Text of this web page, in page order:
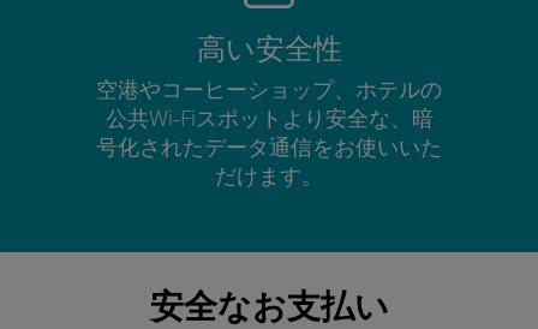
高い安全性
空港やコーヒーショップ、ホテルの
公共Wi-Fiスポットより安全な、暗
号化されたデータ通信をお使いいた
だけます。
安全なお支払い